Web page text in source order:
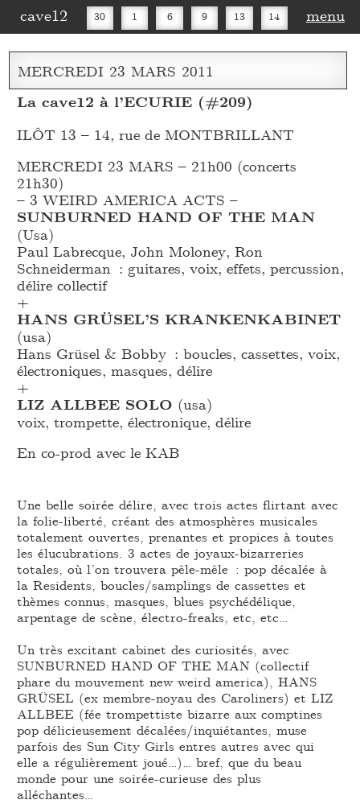
cave12 30 1 6 9 13 14
16 20 27 30
menu
MERCREDI 23 MARS 2011
La cave12 à l’ECURIE (#209)
ILÔT 13 – 14, rue de MONTBRILLANT
MERCREDI 23 MARS – 21h00 (concerts
21h30)
– 3 WEIRD AMERICA ACTS –
SUNBURNED HAND OF THE MAN
(Usa)
Paul Labrecque, John Moloney, Ron
Schneiderman : guitares, voix, effets, percussion,
délire collectif
+
HANS GRÜSEL’S KRANKENKABINET
(usa)
Hans Grüsel & Bobby : boucles, cassettes, voix,
électroniques, masques, délire
+
LIZ ALLBEE SOLO (usa)
voix, trompette, électronique, délire
En co-prod avec le KAB
Une belle soirée délire, avec trois actes flirtant avec
la folie-liberté, créant des atmosphères musicales
totalement ouvertes, prenantes et propices à toutes
les élucubrations. 3 actes de joyaux-bizarreries
totales, où l’on trouvera pêle-mêle : pop décalée à
la Residents, boucles/samplings de cassettes et
thèmes connus, masques, blues psychédélique,
arpentage de scène, électro-freaks, etc, etc…
Un très excitant cabinet des curiosités, avec
SUNBURNED HAND OF THE MAN (collectif
phare du mouvement new weird america), HANS
GRÜSEL (ex membre-noyau des Caroliners) et LIZ
ALLBEE (fée trompettiste bizarre aux comptines
pop délicieusement décalées/inquiétantes, muse
parfois des Sun City Girls entres autres avec qui
elle a régulièrement joué…)… bref, que du beau
monde pour une soirée-curieuse des plus
alléchantes…